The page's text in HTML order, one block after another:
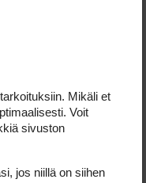
Mikäli et
Voit
sivuston
jos niillä on siihen